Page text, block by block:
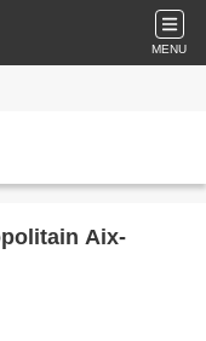
MENU
Aix-